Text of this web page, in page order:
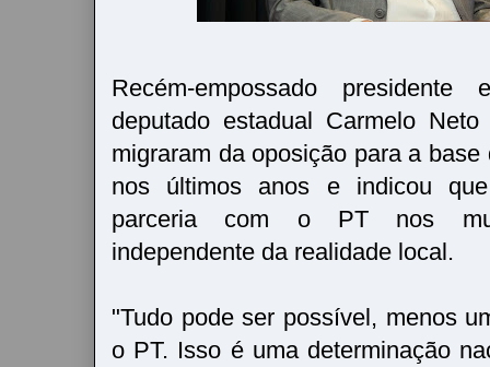
Recém-empossado
deputado estadual Carmelo
migraram da oposição para a
nos últimos anos e indicou
parceria com o PT nos
independente da realidade local.
"Tudo pode ser possível, menos
o PT. Isso é uma determinação